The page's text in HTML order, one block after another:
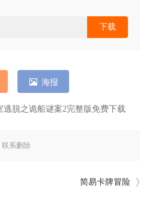
下载
海报
逃脱之诡船谜案2完整版免费下载
系删除
简易卡牌冒险